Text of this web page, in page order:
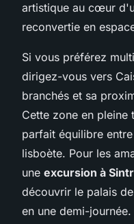
artistique au cœur
reconvertie en
Si vous préférez
dirigez-vous vers
branchés et sa
Cette zone en
parfait équilibre
lisboète. Pour les
une excursion à
découvrir le palais
en une demi-journée.